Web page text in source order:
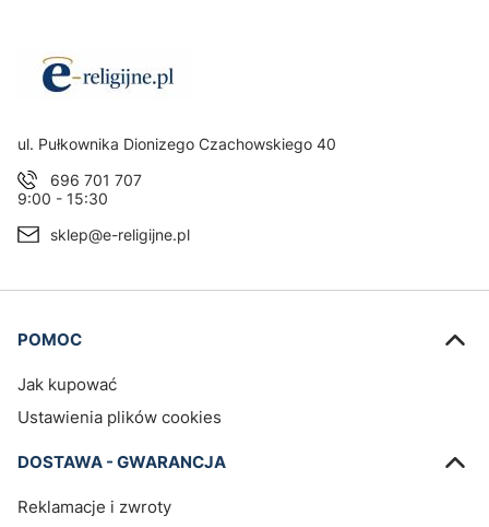
Adres:
ul. Pułkownika Dionizego Czachowskiego 40
696 701 707
9:00 - 15:30
sklep@e-religijne.pl
Linki w stopce
POMOC
Jak kupować
Ustawienia plików cookies
DOSTAWA - GWARANCJA
Reklamacje i zwroty